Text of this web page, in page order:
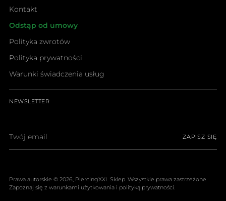
Kontakt
Odstąp od umowy
Polityka zwrotów
Polityka prywatności
Warunki świadczenia usług
NEWSLETTER
email
ZAPISZ SIĘ
Prawa autorskie © 2026, PiercingXXL Sklep. Wszystkie prawa zastrzeżone.
Zapoznaj się z warunkami użytkowania i polityką prywatności.